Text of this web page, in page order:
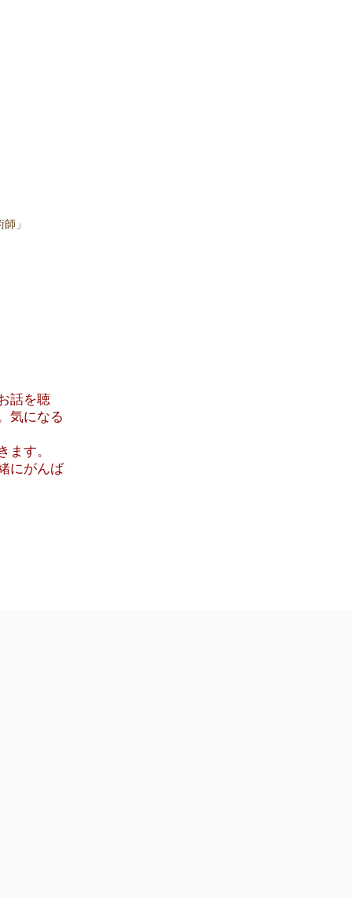
」
話を聴
気になる
す。
にがんば